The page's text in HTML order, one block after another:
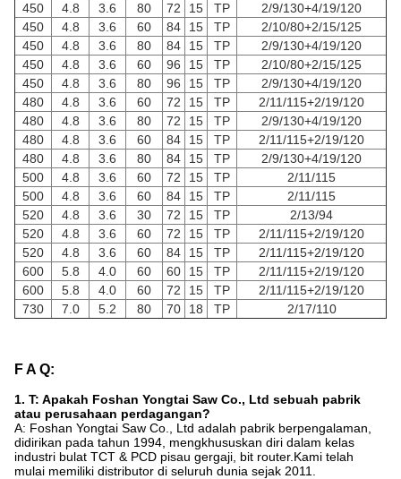
450
4.8 3.6 80 72 15 TP
2/9/130+4/19/120
450
4.8 3.6 60 84 15 TP
2/10/80+2/15/125
450
4.8 3.6 80 84 15 TP
2/9/130+4/19/120
450
4.8 3.6 60 96 15 TP
2/10/80+2/15/125
450
4.8 3.6 80 96 15 TP
2/9/130+4/19/120
480
4.8 3.6 60 72 15 TP
2/11/115+2/19/120
480
4.8 3.6 80 72 15 TP
2/9/130+4/19/120
480
4.8 3.6 60 84 15 TP
2/11/115+2/19/120
480
4.8 3.6 80 84 15 TP
2/9/130+4/19/120
500
4.8 3.6 60 72 15 TP
2/11/115
500
4.8 3.6 60 84 15 TP
2/11/115
520
4.8 3.6 30 72 15 TP
2/13/94
520
4.8 3.6 60 72 15 TP
2/11/115+2/19/120
520
4.8 3.6 60 84 15 TP
2/11/115+2/19/120
600
5.8 4.0 60 60 15 TP
2/11/115+2/19/120
600
5.8 4.0 60 72 15 TP
2/11/115+2/19/120
730
7.0 5.2 80 70 18 TP 2/17/110
F A Q:
1. T: Apakah Foshan Yongtai Saw Co., Ltd sebuah pabrik
atau perusahaan perdagangan?
A: Foshan Yongtai Saw Co., Ltd adalah pabrik berpengalaman,
didirikan pada tahun 1994, mengkhususkan diri dalam kelas
industri bulat TCT & PCD pisau gergaji, bit router.Kami telah
mulai memiliki distributor di seluruh dunia sejak 2011.